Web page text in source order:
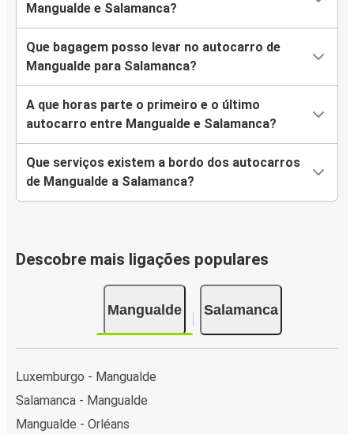
Mangualde e Salamanca?
Que bagagem posso levar no autocarro de
Mangualde para Salamanca?
A que horas parte o primeiro e o último
autocarro entre Mangualde e Salamanca?
Que serviços existem a bordo dos autocarros
de Mangualde a Salamanca?
Descobre mais ligações populares
Mangualde Salamanca
Luxemburgo - Mangualde
Salamanca - Mangualde
Mangualde - Orléans